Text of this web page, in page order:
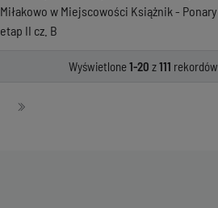
Miłakowo w Miejscowości Książnik - Ponary
etap II cz. B
Wyświetlone1-20 z111